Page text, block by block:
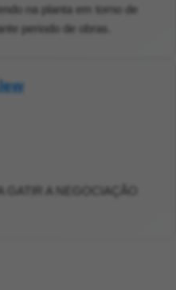
na planta em torno de
periodo de obras.
GATIR A NEGOCIAÇÃO